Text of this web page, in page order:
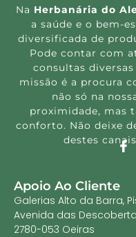
Na Herbanária do
a saúde e o bem-
diversificada de
Pode contar com
consultas
missão é a procura
não só na
proximidade, mas
conforto. Não deixe
destes
Apoio Ao Cliente
Galerias Alto da Barra,
Avenida das
2780-053 Oeiras